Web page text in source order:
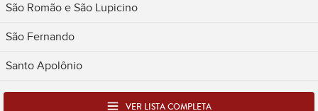
São Romão e São Lupicino
São Fernando
Santo Apolônio
VER LISTA COMPLETA